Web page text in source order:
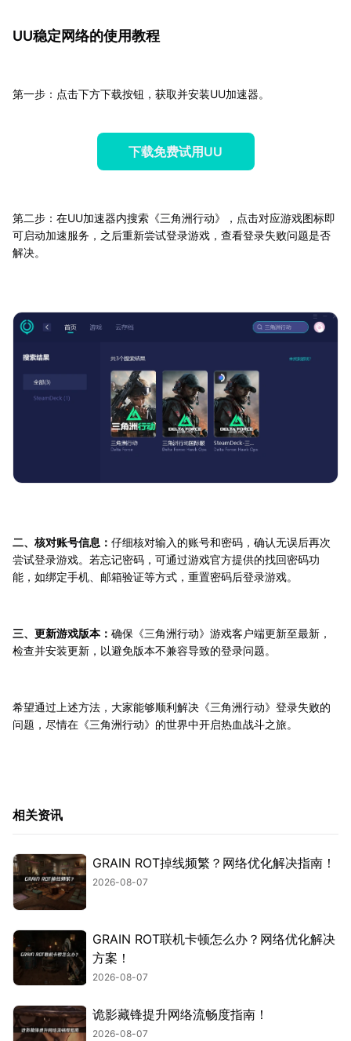
UU稳定网络的使用教程
第一步：点击下方下载按钮，获取并安装UU加速器。
下载免费试用UU
第二步：在UU加速器内搜索《三角洲行动》，点击对应游戏图标即
可启动加速服务，之后重新尝试登录游戏，查看登录失败问题是否
解决。
二、核对账号信息： 仔细核对输入的账号和密码，确认无误后再次
尝试登录游戏。若忘记密码，可通过游戏官方提供的找回密码功
能，如绑定手机、邮箱验证等方式，重置密码后登录游戏。
三、更新游戏版本： 确保《三角洲行动》游戏客户端更新至最新，
检查并安装更新，以避免版本不兼容导致的登录问题。
希望通过上述方法，大家能够顺利解决《三角洲行动》登录失败的
问题，尽情在《三角洲行动》的世界中开启热血战斗之旅。
相关资讯
GRAIN ROT掉线频繁？网络优化解决指南！
2026-08-07
GRAIN ROT联机卡顿怎么办？网络优化解决
方案！
2026-08-07
诡影藏锋提升网络流畅度指南！
2026-08-07